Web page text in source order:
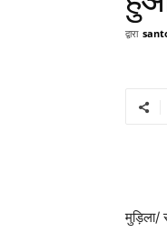
द्वारा
मुड़िला/